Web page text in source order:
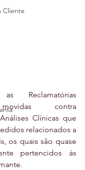
Cliente
Reclamatórias
contra
Clínicas que
relacionados a
os quais são quase
pertencidos às